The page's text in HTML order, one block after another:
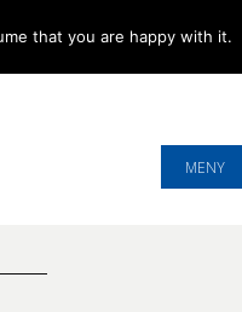
MENY
that you are happy with it.